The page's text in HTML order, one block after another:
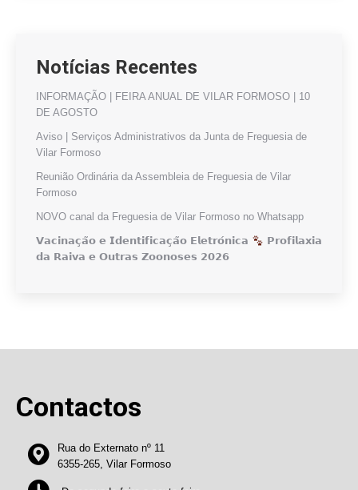
Notícias Recentes
INFORMAÇÃO | FEIRA ANUAL DE VILAR FORMOSO | 10
DE AGOSTO
Aviso | Serviços Administrativos da Junta de Freguesia de
Vilar Formoso
Reunião Ordinária da Assembleia de Freguesia de Vilar
Formoso
NOVO canal da Freguesia de Vilar Formoso no Whatsapp
𝗩𝗮𝗰𝗶𝗻𝗮𝗰̧𝗮̃𝗼 𝗲 𝗜𝗱𝗲𝗻𝘁𝗶𝗳𝗶𝗰𝗮𝗰̧𝗮̃𝗼 𝗘𝗹𝗲𝘁𝗿𝗼́𝗻𝗶𝗰𝗮
𝗣𝗿𝗼𝗳𝗶𝗹𝗮𝘅𝗶𝗮
𝗱𝗮 𝗥𝗮𝗶𝘃𝗮 𝗲 𝗢𝘂𝘁𝗿𝗮𝘀 𝗭𝗼𝗼𝗻𝗼𝘀𝗲𝘀 𝟮𝟬𝟮𝟲
Contactos
Rua do Externato nº 11
6355-265, Vilar Formoso